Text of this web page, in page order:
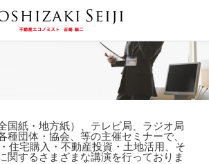
国紙・地方紙）、テレビ局、ラジオ局
種団体・協会、等の主催セミナーで、
住宅購入・不動産投資・土地活用、そ
関するさまざまな講演を行っておりま